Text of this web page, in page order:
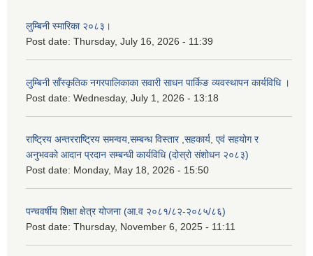
लुम्बिनी स्मारिका २०८३।
Post date: Thursday, July 16, 2026 - 11:39
लुम्बिनी साँस्कृतिक नगरपालिकाका सवारी साधन पार्किङ व्यवस्थापन कार्यविधि ।
Post date: Wednesday, July 1, 2026 - 13:18
राष्ट्रिय अन्तरराष्ट्रिय समन्वय,सम्बन्ध विस्तार ,सहकार्य, एवं सहयोग र
अनुभवको आदान प्रदान सम्बन्धी कार्यविधि (दोस्रो संशोधन २०८३)
Post date: Monday, May 18, 2026 - 15:50
पन्चवर्षीय शिक्षा क्षेत्र योजना (आ.व २०८१/८२-२०८५/८६)
Post date: Thursday, November 6, 2025 - 11:11